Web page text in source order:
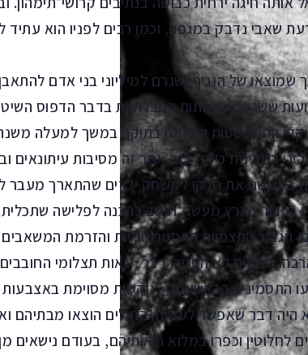
שאבי נדבק במגפה, וכמו רבים לפניו הוא עתיד
שמוצאו של הנגיף, שגרם למיליוני בני אדם
ששגשגו ברשתות החברתיות בדבר הדפוס
ההתפשטות הוכחשו בתוקף במשך למעלה
המדינות כינסו בזה אחר זה מסיבות עיתונאים
במגושם את חלקו למשחק ילדים שהתארך מעבר
בכדור הארץ מעשה־חושב כהכנה לפלישה
תגבור התצפיות האסטרונומיות והזרמת
השמים לא הסגירו דבר, וגאות תצלומי
התסמינים הראשונים – נוקשות מסוימת באצבעות
דבר שאפשר לעשות. החולים הוצאו מבתיהם
לחלוטין וכפרו במלוא ריאותיהם, בעודם נישאים